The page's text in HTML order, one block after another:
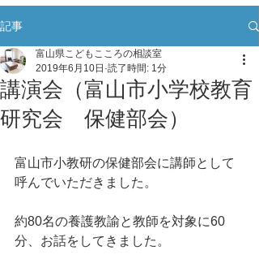
記事
講演会（富山市小学校教育
研究会 保健部会）
富山県こどもこころの相談室
2019年6月10日 読了時間: 1分
富山市小教研の保健部会に講師として
呼んでいただきました。
約80名の養護教諭と教師を対象に60
分、お話をしてきました。